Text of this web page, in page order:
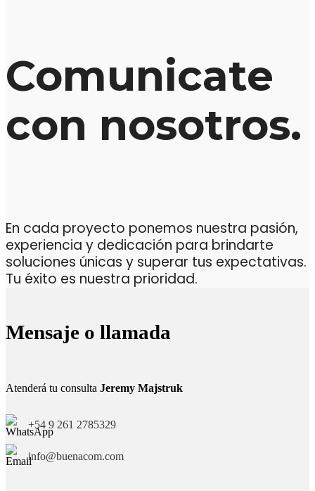
Comunicate
con nosotros.
En cada proyecto ponemos nuestra pasión,
experiencia y dedicación para brindarte
soluciones únicas y superar tus expectativas.
Tu éxito es nuestra prioridad.
Mensaje o llamada
Atenderá tu consulta Jeremy Majstruk
+54 9 261 2785329
info@buenacom.com